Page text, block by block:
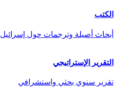
الكتب
أبحاث أصيلة وترجمات حول إسرائيل
التقرير الإستراتيجي
تقرير سنوي بحثي واستشرافي